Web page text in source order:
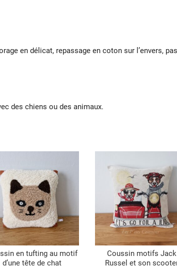
en délicat, repassage en coton sur l’envers,
des chiens ou des animaux.
en tufting au motif
d’une tête de chat
Coussin motifs Jack
Russel et son